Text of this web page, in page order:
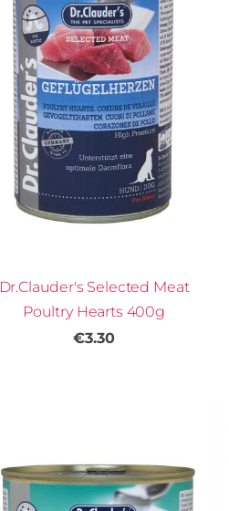
Dr.Clauder's Selected Meat
Poultry Hearts 400g
€3.30